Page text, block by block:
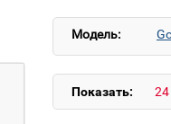
Модель:
Показать: